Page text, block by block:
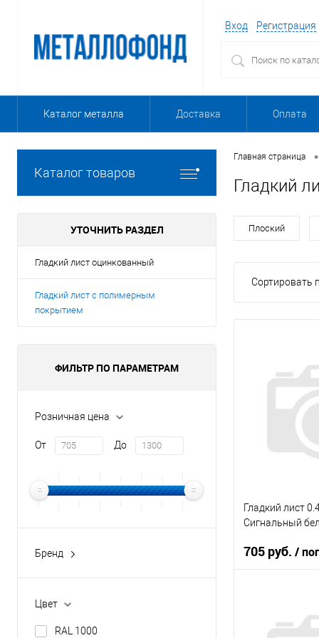
Вход Регистрация
Каталог металла Доставка Оплата
Каталог товаров
УТОЧНИТЬ РАЗДЕЛ
Гладкий лист оцинкованный
Гладкий лист с полимерным
покрытием
ФИЛЬТР ПО ПАРАМЕТРАМ
Розничная цена
От До
Бренд
Цвет
RAL 1000
Главная страница •
Гладкий
Плоский
Сортировать
Гладкий лист
Сигнальный
705 руб. /